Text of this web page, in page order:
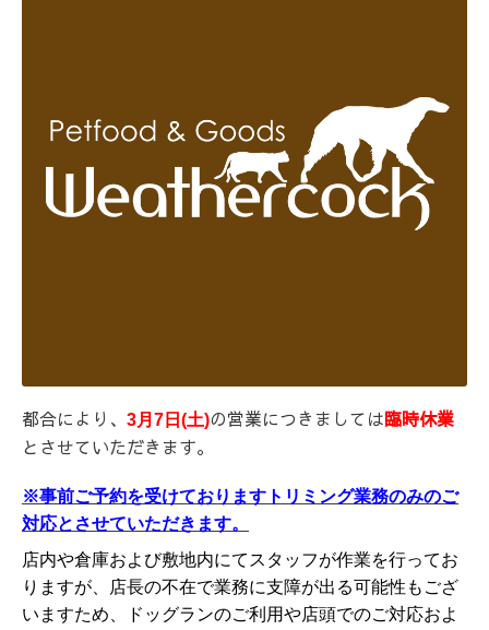
都合により、 3月7日(土)の営業につきましては臨時休業
とさせていただきます。
※事前ご予約を受けておりますトリミング業務のみのご
対応とさせていただきます。
店内や倉庫および敷地内にてスタッフが作業を行ってお
りますが、店長の不在で業務に支障が出る可能性もござ
いますため、ドッグランのご利用や店頭でのご対応およ